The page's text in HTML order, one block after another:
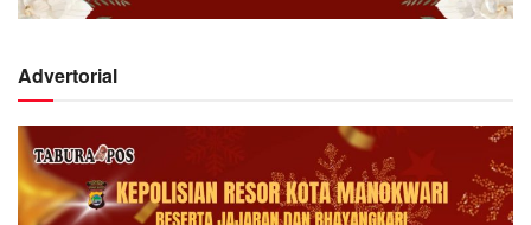
Advertorial